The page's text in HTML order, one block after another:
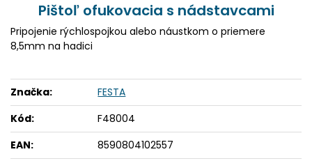
Pištoľ ofukovacia s nádstavcami
Pripojenie rýchlospojkou alebo náustkom o priemere
8,5mm na hadici
Značka:
FESTA
Kód:
F48004
EAN:
8590804102557